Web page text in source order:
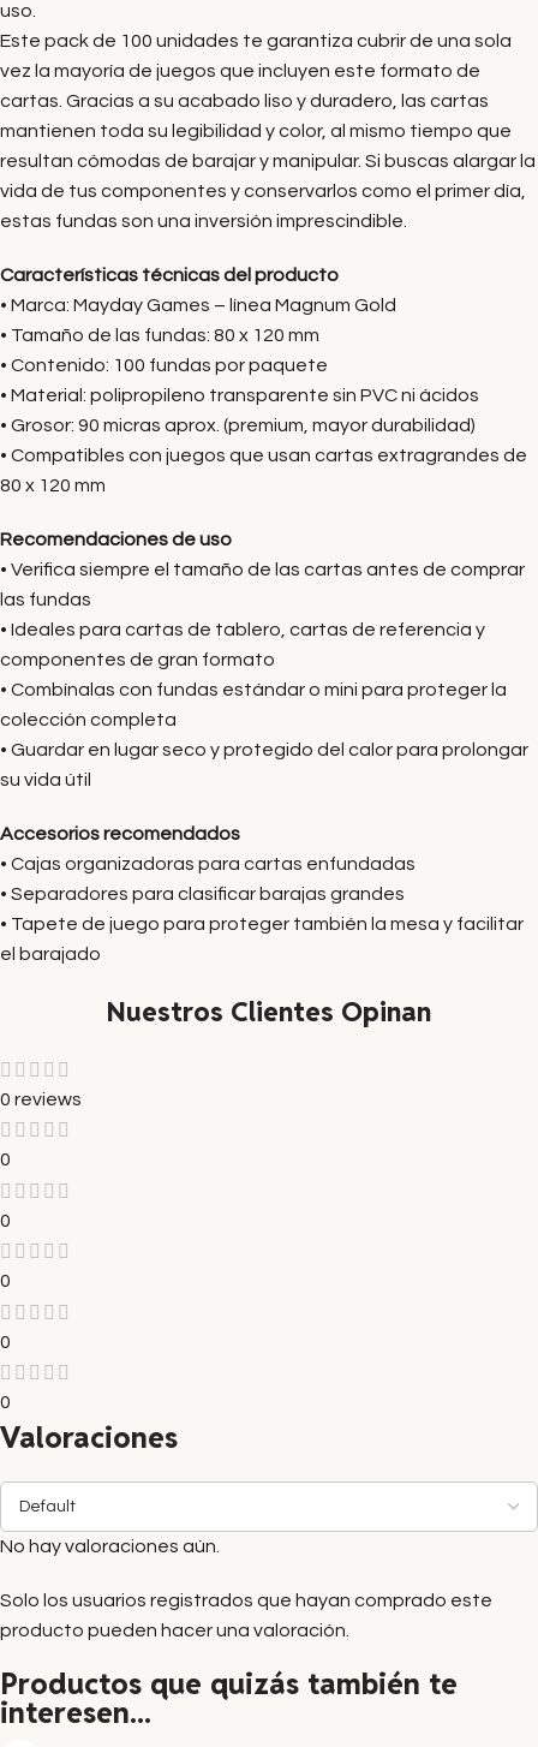
uso.
Este pack de 100 unidades te garantiza cubrir de una sola
vez la mayoría de juegos que incluyen este formato de
cartas. Gracias a su acabado liso y duradero, las cartas
mantienen toda su legibilidad y color, al mismo tiempo que
resultan cómodas de barajar y manipular. Si buscas alargar la
vida de tus componentes y conservarlos como el primer día,
estas fundas son una inversión imprescindible.
Características técnicas del producto
• Marca: Mayday Games – línea Magnum Gold
• Tamaño de las fundas: 80 x 120 mm
• Contenido: 100 fundas por paquete
• Material: polipropileno transparente sin PVC ni ácidos
• Grosor: 90 micras aprox. (premium, mayor durabilidad)
• Compatibles con juegos que usan cartas extragrandes de
80 x 120 mm
Recomendaciones de uso
• Verifica siempre el tamaño de las cartas antes de comprar
las fundas
• Ideales para cartas de tablero, cartas de referencia y
componentes de gran formato
• Combínalas con fundas estándar o mini para proteger la
colección completa
• Guardar en lugar seco y protegido del calor para prolongar
su vida útil
Accesorios recomendados
• Cajas organizadoras para cartas enfundadas
• Separadores para clasificar barajas grandes
• Tapete de juego para proteger también la mesa y facilitar
el barajado
Nuestros Clientes Opinan
0 reviews
0
0
0
0
0
Valoraciones
No hay valoraciones aún.
Solo los usuarios registrados que hayan comprado este
producto pueden hacer una valoración.
Productos que quizás también te
interesen...